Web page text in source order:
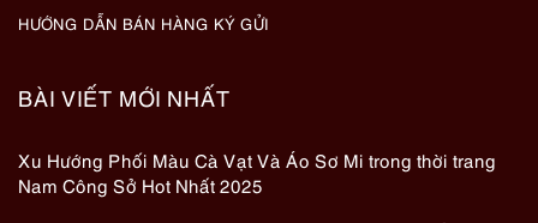
HƯỚNG DẪN BÁN HÀNG KÝ GỬI
BÀI VIẾT MỚI NHẤT
Xu Hướng Phối Màu Cà Vạt Và Áo Sơ Mi trong thời trang
Nam Công Sở Hot Nhất 2025